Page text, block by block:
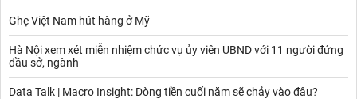
Ghẹ Việt Nam hút hàng ở Mỹ
Hà Nội xem xét miễn nhiệm chức vụ ủy viên UBND với 11 người đứng
đầu sở, ngành
Data Talk | Macro Insight: Dòng tiền cuối năm sẽ chảy vào đâu?